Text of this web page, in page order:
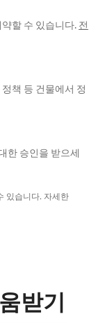
할 수 있습니다. 전
책 등 건물에서 정
한 승인을 받으세
있습니다. 자세한
받기